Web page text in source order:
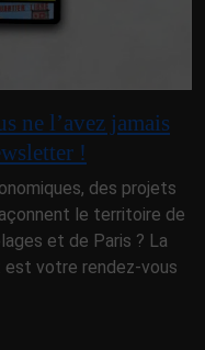
ne l’avez jamais
!
des projets
le territoire de
et de Paris ? La
est votre rendez-vous